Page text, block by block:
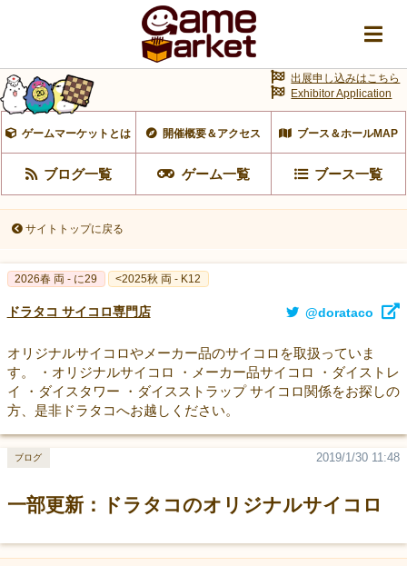
ゲームマーケットとは 開催概要＆アクセス ブース＆ホールMAP
ブログ一覧 ゲーム一覧 ブース一覧
出展申し込みはこちら
Exhibitor Application
サイトトップに戻る
2026春 両 - に29 <2025秋 両 - K12
ドラタコ サイコロ専門店 @dorataco
オリジナルサイコロやメーカー品のサイコロを取扱っていま
す。 ・オリジナルサイコロ ・メーカー品サイコロ ・ダイストレ
イ ・ダイスタワー ・ダイスストラップ サイコロ関係をお探しの
方、是非ドラタコへお越しください。
一部更新：ドラタコのオリジナルサイコロ
2019/1/30 11:48
ブログ